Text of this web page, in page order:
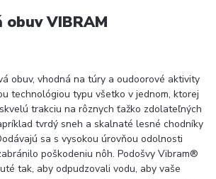
obuv VIBRAM
obuv, vhodná na túry a oudoorové aktivity
technológiou typu všetko v jednom, ktorej
trakciu na rôznych ťažko zdolateľných
tvrdý sneh a skalnaté lesné chodníky
sa s vysokou úrovňou odolnosti
poškodeniu nôh. Podošvy Vibram®
tak, aby odpudzovali vodu, aby vaše